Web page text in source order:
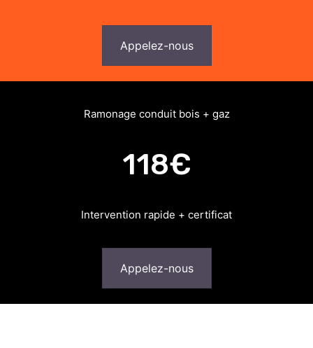
Appelez-nous
Ramonage conduit bois + gaz
118€
Intervention rapide + certificat
Appelez-nous